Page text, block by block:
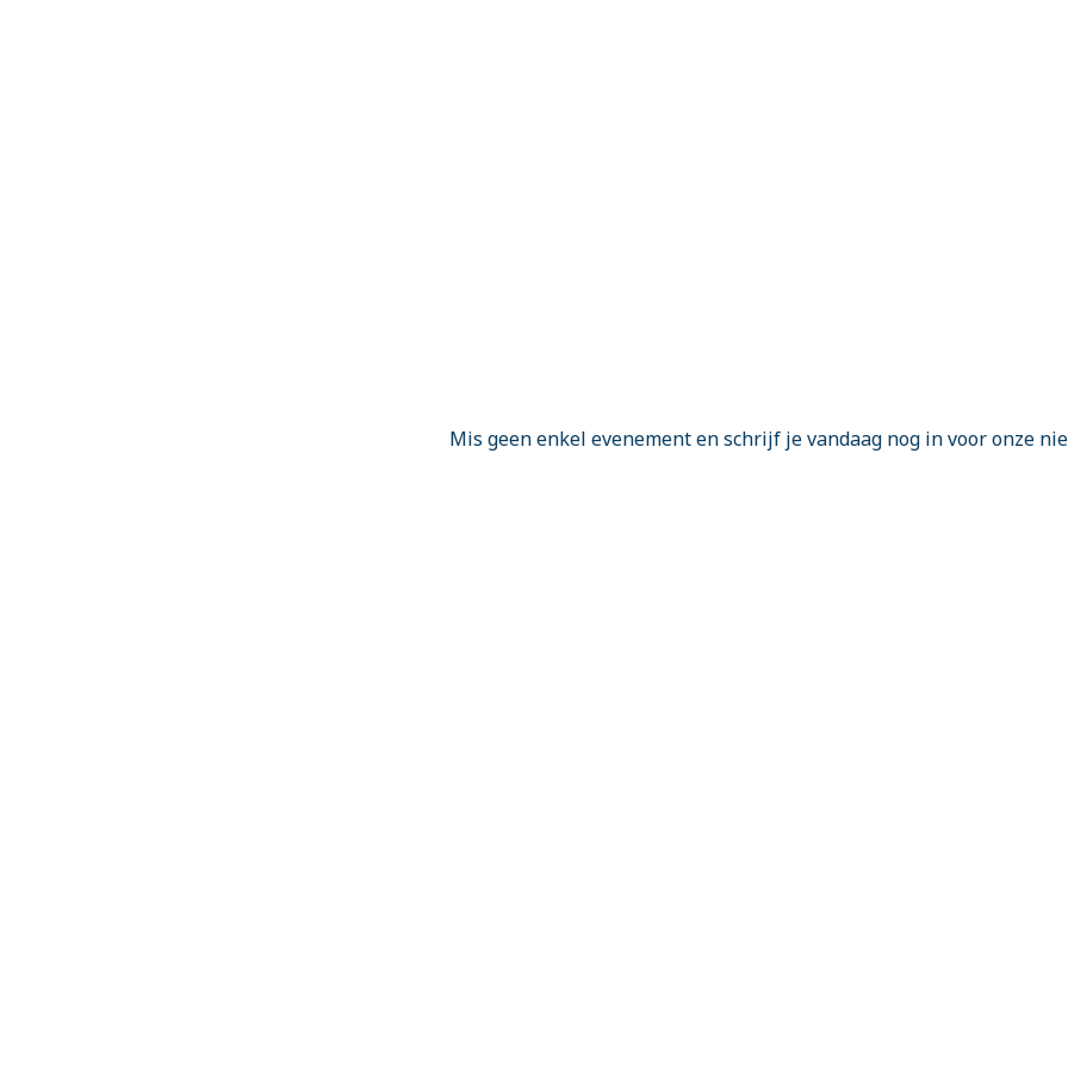
Mis geen enkel evenement en schrijf je vandaag nog in voor onze